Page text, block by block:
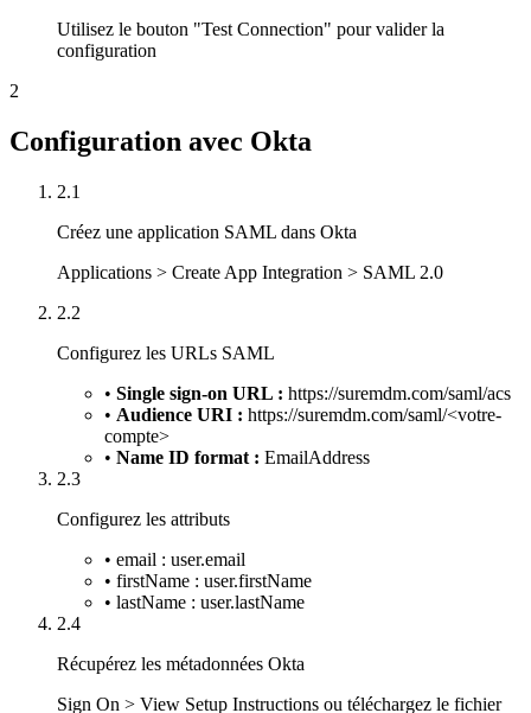
Utilisez le bouton "Test Connection" pour valider la
configuration
2
Configuration avec Okta
2.1
Créez une application SAML dans Okta
Applications > Create App Integration > SAML 2.0
2.2
Configurez les URLs SAML
• Single sign-on URL : https://suremdm.com/saml/acs
• Audience URI : https://suremdm.com/saml/<votre-
compte>
• Name ID format : EmailAddress
2.3
Configurez les attributs
• email : user.email
• firstName : user.firstName
• lastName : user.lastName
2.4
Récupérez les métadonnées Okta
Sign On > View Setup Instructions ou téléchargez le fichier